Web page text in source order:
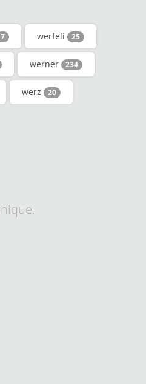
7 werfeli 25
werner 234
werz 20